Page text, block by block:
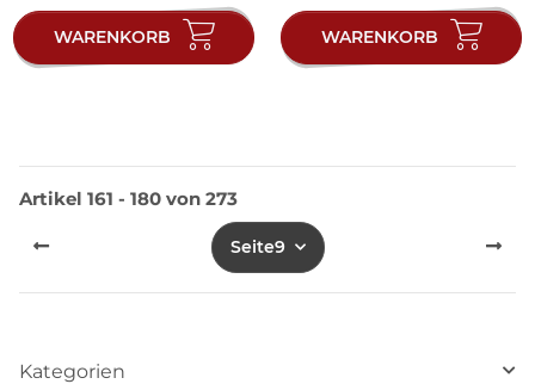
WARENKORB WARENKORB
Artikel 161 - 180 von 273
Seite9
Kategorien